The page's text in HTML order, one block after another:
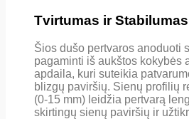
Tvirtumas ir Stabilumas
Šios dušo pertvaros anoduoti
pagaminti iš aukštos kokybės
apdaila, kuri suteikia
blizgų paviršių. Sienų profilių
(0-15 mm) leidžia pertvarą
skirtingų sienų paviršių ir